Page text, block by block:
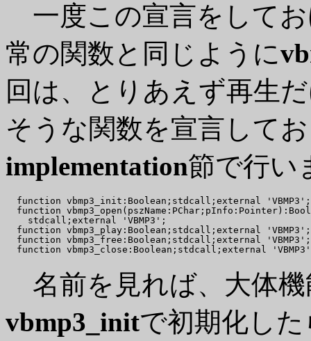
一度この宣言をして
常の関数と同じように
回は、とりあえず再生
そうな関数を宣言して
implementation節で行い
  function vbmp3_init:Boolean;stdcall;external 'VBMP3';
function
    stdcall;external 'VBMP3';
  function vbmp3_play:Boolean;stdcall;external 'VBMP3';
  function vbmp3_free:Boolean;stdcall;external 'VBMP3';
名前を見れば、大体
vbmp3_initで初期化し